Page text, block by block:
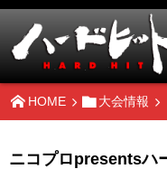
HOME 大会情報
ニコプロpresentsハ